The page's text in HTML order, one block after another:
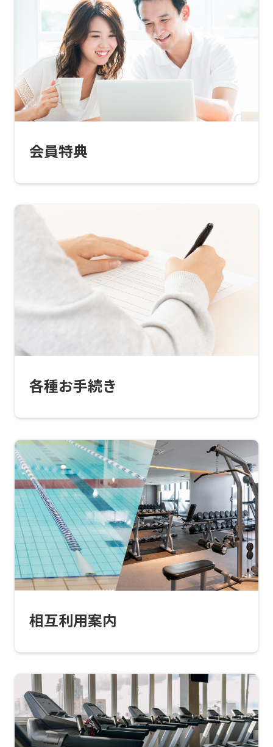
会員特典
各種お手続き
相互利用案内
Sports
is
automatically
translated
into
English.
(start
automatic
translation)
to
return
to
the
top
page.
use
an
automatic
translation
service,